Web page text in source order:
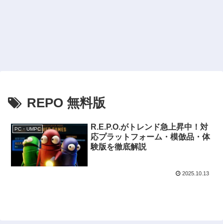
REPO 無料版
PC・UMPC
R.E.P.O.がトレンド急上昇中！対
応プラットフォーム・模倣品・体
験版を徹底解説
2025.10.13